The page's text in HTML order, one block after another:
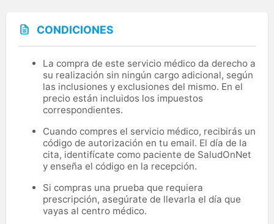
CONDICIONES
La compra de este servicio médico da derecho a
su realización sin ningún cargo adicional, según
las inclusiones y exclusiones del mismo. En el
precio están incluidos los impuestos
correspondientes.
Cuando compres el servicio médico, recibirás un
código de autorización en tu email. El día de la
cita, identifícate como paciente de SaludOnNet
y enseña el código en la recepción.
Si compras una prueba que requiera
prescripción, asegúrate de llevarla el día que
vayas al centro médico.